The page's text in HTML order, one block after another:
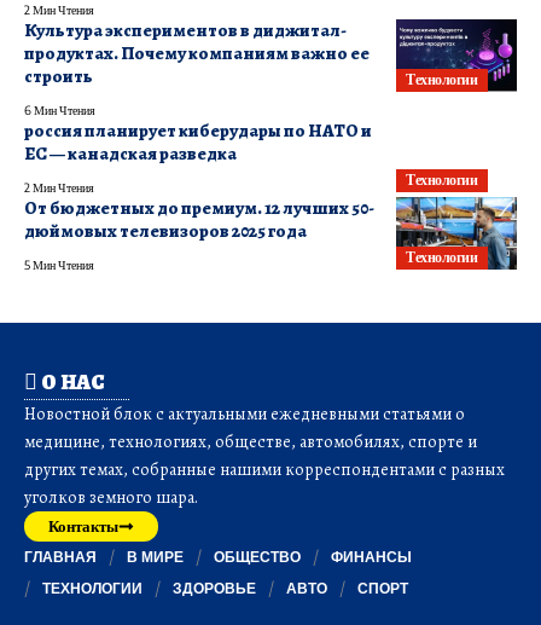
2 Мин Чтения
Технологии
Культура экспериментов в диджитал-
продуктах. Почему компаниям важно ее
строить
6 Мин Чтения
Технологии
россия планирует киберудары по НАТО и
ЕС — канадская разведка
2 Мин Чтения
Технологии
От бюджетных до премиум. 12 лучших 50-
дюймовых телевизоров 2025 года
5 Мин Чтения
О НАС
Новостной блок с актуальными ежедневными статьями о
медицине, технологиях, обществе, автомобилях, спорте и
других темах, собранные нашими корреспондентами с разных
уголков земного шара.
Контакты
ГЛАВНАЯ В МИРЕ ОБЩЕСТВО
ФИНАНСЫ
ТЕХНОЛОГИИ
ЗДОРОВЬЕ АВТО СПОРТ